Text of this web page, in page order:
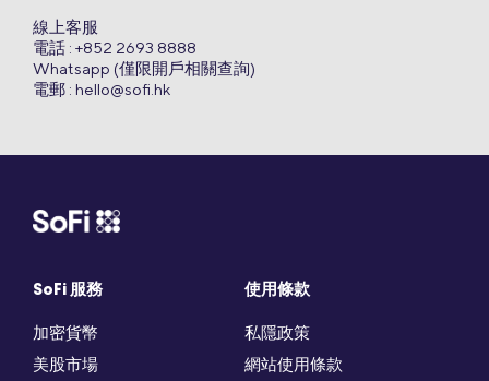
SoFi 服務
加密貨幣
美股市場
使用條款
私隱政策
網站使用條款
線上客服
電話 : +852 2693 8888
Whatsapp (僅限開戶相關查詢)
電郵 : hello@sofi.hk